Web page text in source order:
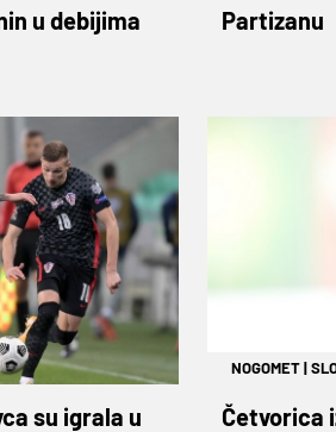
u debijima
Partizanu
su igrala u
NOGOMET|
Četvorica